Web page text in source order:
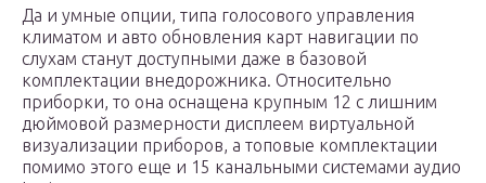
Да и умные опции, типа голосового управления
климатом и авто обновления карт навигации по
слухам станут доступными даже в базовой
комплектации внедорожника. Относительно
приборки, то она оснащена крупным 12 с лишним
дюймовой размерности дисплеем виртуальной
визуализации приборов, а топовые комплектации
помимо этого еще и 15 канальными системами аудио